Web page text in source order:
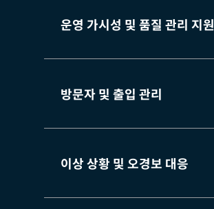
운영 가시성 및 품질 관리 지원
방문자 및 출입 관리
이상 상황 및 오경보 대응